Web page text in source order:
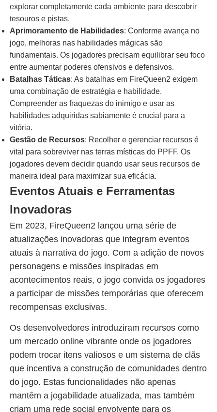
explorar completamente cada ambiente para descobrir
tesouros e pistas.
Aprimoramento de Habilidades: Conforme avança no
jogo, melhoras nas habilidades mágicas são
fundamentais. Os jogadores precisam equilibrar seu foco
entre aumentar poderes ofensivos e defensivos.
Batalhas Táticas: As batalhas em FireQueen2 exigem
uma combinação de estratégia e habilidade.
Compreender as fraquezas do inimigo e usar as
habilidades adquiridas sabiamente é crucial para a
vitória.
Gestão de Recursos: Recolher e gerenciar recursos é
vital para sobreviver nas terras místicas do PPFF. Os
jogadores devem decidir quando usar seus recursos de
maneira ideal para maximizar sua eficácia.
Eventos Atuais e Ferramentas
Inovadoras
Em 2023, FireQueen2 lançou uma série de
atualizações inovadoras que integram eventos
atuais à narrativa do jogo. Com a adição de novos
personagens e missões inspiradas em
acontecimentos reais, o jogo convida os jogadores
a participar de missões temporárias que oferecem
recompensas exclusivas.
Os desenvolvedores introduziram recursos como
um mercado online vibrante onde os jogadores
podem trocar itens valiosos e um sistema de clãs
que incentiva a construção de comunidades dentro
do jogo. Estas funcionalidades não apenas
mantêm a jogabilidade atualizada, mas também
criam uma rede social envolvente para os